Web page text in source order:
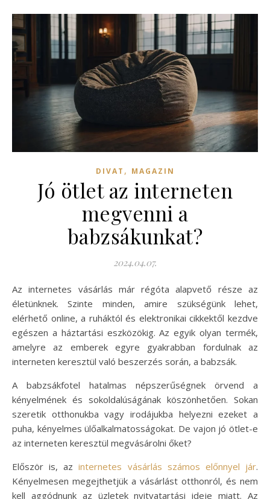
DIVAT , MAGAZIN
Jó ötlet az interneten
megvenni a
babzsákunkat?
2024.04.07.
Az internetes vásárlás már régóta alapvető része az
életünknek. Szinte minden, amire szükségünk lehet,
elérhető online, a ruháktól és elektronikai cikkektől kezdve
egészen a háztartási eszközökig. Az egyik olyan termék,
amelyre az emberek egyre gyakrabban fordulnak az
interneten keresztül való beszerzés során, a babzsák.
A babzsákfotel hatalmas népszerűségnek örvend a
kényelmének és sokoldalúságának köszönhetően. Sokan
szeretik otthonukba vagy irodájukba helyezni ezeket a
puha, kényelmes ülőalkalmatosságokat. De vajon jó ötlet-e
az interneten keresztül megvásárolni őket?
Először is, azinternetes vásárlás számos előnnyel jár.
Kényelmesen megejthetjük a vásárlást otthonról, és nem
kell aggódnunk az üzletek nyitvatartási ideje miatt. Az